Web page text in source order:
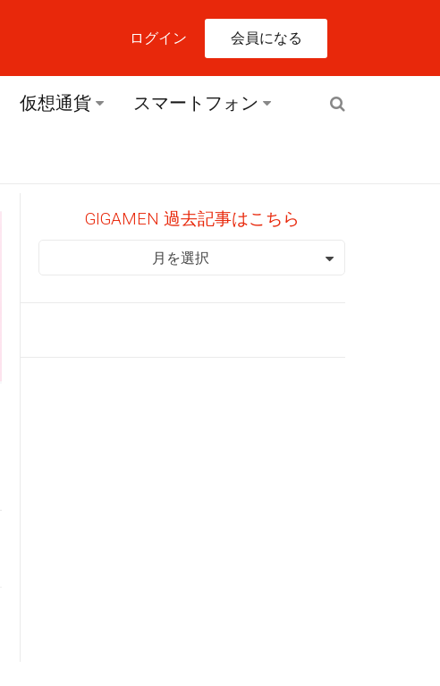
ログイン 会員になる
仮想通貨 スマートフォン
GIGAMEN 過去記事はこちら
GIGAMEN 過去記事はこちら
月を選択